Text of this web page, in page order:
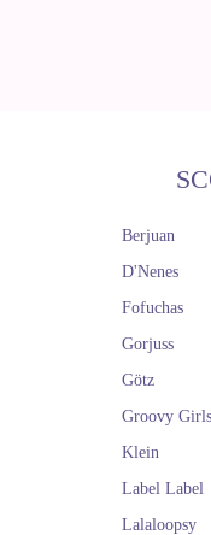
Berjuan
D'Nenes
Fofuchas
Gorjuss
Götz
Groovy Girls
Klein
Label Label
Lalaloopsy